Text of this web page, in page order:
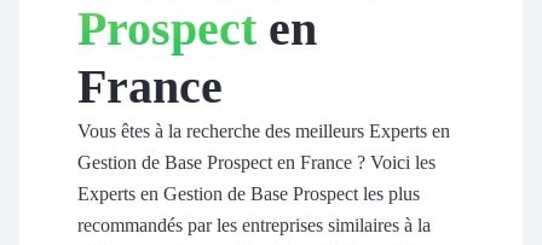
Révéler le réseau
Vitrine & média
Suivi du ROI
Voir tous nos avis clients
Prospect en
France
Vous êtes à la recherche des meilleurs Experts en
Gestion de Base Prospect en France ? Voici les
Experts en Gestion de Base Prospect les plus
recommandés par les entreprises similaires à la